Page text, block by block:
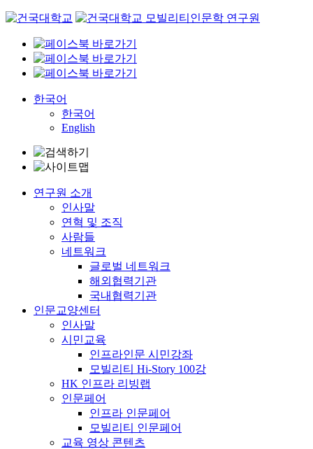
Skip
content
한국어
한국어
English
연구원 소개
인사말
연혁 및 조직
사람들
네트워크
글로벌 네트워크
해외협력기관
국내협력기관
인문교양센터
인사말
시민교육
인프라인문 시민강좌
모빌리티 Hi-Story 100강
HK 인프라 리빙랩
인문페어
인프라 인문페어
모빌리티 인문페어
교육 영상 콘텐츠